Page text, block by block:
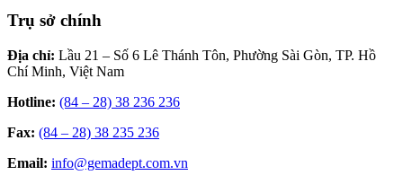
Trụ sở chính
Địa chỉ: Lầu 21 – Số 6 Lê Thánh Tôn, Phường Sài Gòn, TP. Hồ
Chí Minh, Việt Nam
Hotline: (84 – 28) 38 236 236
Fax: (84 – 28) 38 235 236
Email: info@gemadept.com.vn